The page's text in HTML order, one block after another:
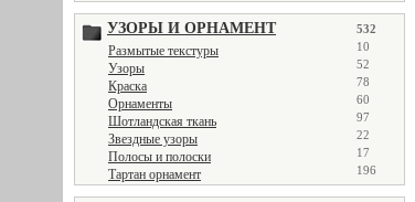
УЗОРЫ И ОРНАМЕНТ 532
Размытые текстуры 10
Узоры 52
Краска 78
Орнаменты 60
Шотландская ткань 97
Звездные узоры 22
Полосы и полоски 17
Тартан орнамент 196